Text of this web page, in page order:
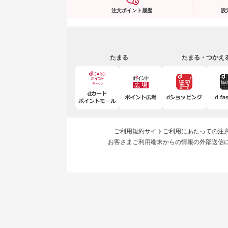
注文ポイント履歴 設
たまる たまる・つかえ
ご利用規約サイトご利用にあたっての注
お客さまご利用端末からの情報の外部送信